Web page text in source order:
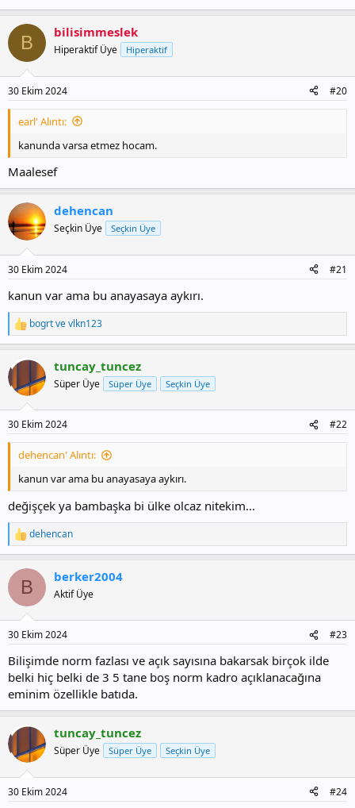
B bilisimmeslek
Hiperaktif Üye Hiperaktif
30 Ekim 2024 #20
earl' Alıntı:
kanunda varsa etmez hocam.
Maalesef
dehencan
Seçkin Üye Seçkin Üye
30 Ekim 2024 #21
kanun var ama bu anayasaya aykırı.
T
e
k
l
:
bogrtvevlkn123
tuncay_tuncez
Süper Üye Süper Üye Seçkin Üye
30 Ekim 2024 #22
dehencan' Alıntı:
kanun var ama bu anayasaya aykırı.
değişçek ya bambaşka bi ülke olcaz nitekim...
T
e
k
l
:
dehencan
B berker2004
Aktif Üye
30 Ekim 2024 #23
Bilişimde norm fazlası ve açık sayısına bakarsak birçok ilde
belki hiç belki de 3 5 tane boş norm kadro açıklanacağına
eminim özellikle batıda.
tuncay_tuncez
Süper Üye Süper Üye Seçkin Üye
30 Ekim 2024 #24